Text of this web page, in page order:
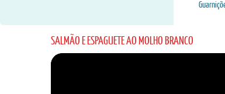
SALMÃO E ESPAGUETE AO MOLHO BRANCO